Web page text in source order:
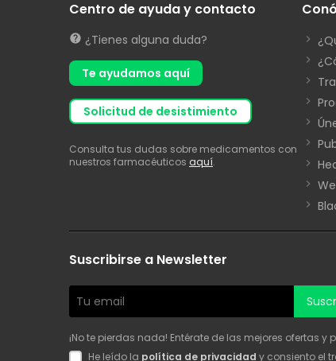
Centro de ayuda y contacto
¿Tienes alguna duda?
Te ayudamos aquí
solicitud de desistimiento
Consulta tus dudas sobre medicamentos con
nuestros farmacéuticos aquí.
Suscribirse a Newsletter
¡No te pierdas nada! Entérate de las mejores ofertas
He leído la política de privacidad y consiento el